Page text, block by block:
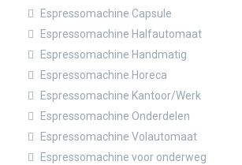
Espressomachine Capsule
Espressomachine Halfautomaat
Espressomachine Handmatig
Espressomachine Horeca
Espressomachine Kantoor/Werk
Espressomachine Onderdelen
Espressomachine Volautomaat
Espressomachine voor onderweg